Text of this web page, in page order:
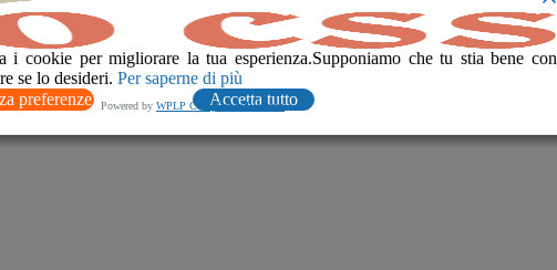
i cookie per migliorare la tua esperienza.Supponiamo che tu stia bene con
se lo desideri. Per saperne di più
preferenze Accetta tutto
Powered by WPLP Compliance Platform